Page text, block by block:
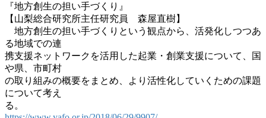
『地方創生の担い手づくり』
【山梨総合研究所主任研究員 森屋直樹】
地方創生の担い手づくりという観点から、活発化しつつあ
る地域での連
携支援ネットワークを活用した起業・創業支援について、国
や県、市町村
の取り組みの概要をまとめ、より活性化していくための課題
について考え
る。